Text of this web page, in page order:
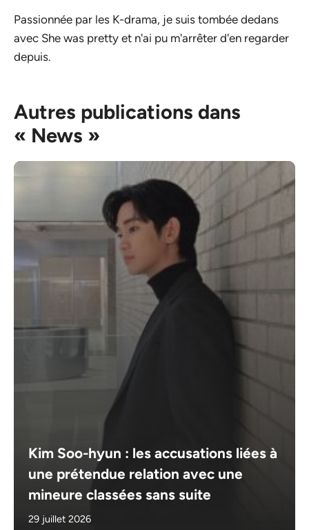
Passionnée par les K-drama, je suis tombée dedans
avec She was pretty et n'ai pu m'arrêter d'en regarder
depuis.
Autres publications dans
« News »
Kim Soo-hyun : les accusations liées à
une prétendue relation avec une
mineure classées sans suite
29 juillet 2026